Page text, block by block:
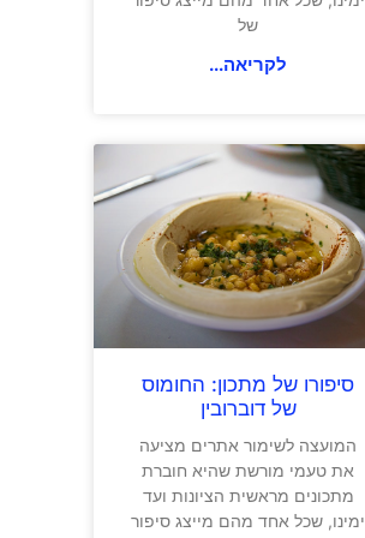
של
לקריאה...
סיפורו של מתכון: החומוס
של דוברובין
המועצה לשימור אתרים מציעה
את טעמי מורשת שהיא חוברת
מתכונים מראשית הציונות ועד
ימינו, שכל אחד מהם מייצג סיפור